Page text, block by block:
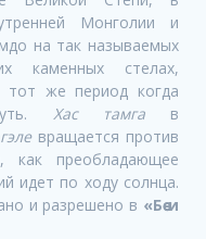
Монголии и
на так называемых
каменных стелах,
тот же период когда
Хас тамгав
вращается против
как преобладающее
идет по ходу солнца.
и разрешено в «Бөө и